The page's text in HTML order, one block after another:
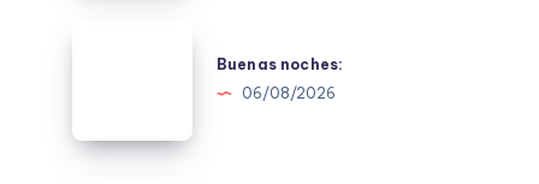
Buenas noches:
06/08/2026